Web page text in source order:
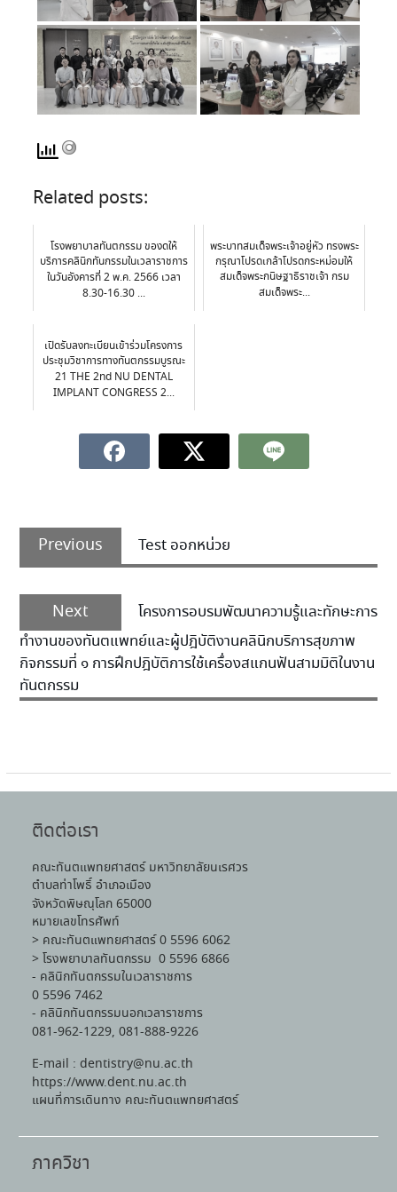
Related posts:
โรงพยาบาลทันตกรรม ของดให้
บริการคลินิกทันกรรมในเวลาราชการ
ในวันอังคารที่ 2 พ.ค. 2566 เวลา
8.30-16.30 ...
พระบาทสมเด็จพระเจ้าอยู่หัว ทรงพระ
กรุณาโปรดเกล้าโปรดกระหม่อมให้
สมเด็จพระกนิษฐาธิราชเจ้า กรม
สมเด็จพระ...
เปิดรับลงทะเบียนเข้าร่วมโครงการ
ประชุมวิชาการทางทันตกรรมบูรณะ
21 THE 2nd NU DENTAL
IMPLANT CONGRESS 2...
Previous Test ออกหน่วย
Next
โครงการอบรมพัฒนาความรู้และทักษะการ
ทำงานของทันตแพทย์และผู้ปฎิบัติงานคลินิกบริการสุขภาพ
กิจกรรมที่ ๑ การฝึกปฎิบัติการใช้เครื่องสแกนฟันสามมิติในงาน
ทันตกรรม
ติดต่อเรา
คณะทันตแพทยศาสตร์ มหาวิทยาลัยนเรศวร
ตำบลท่าโพธิ์ อำเภอเมือง
จังหวัดพิษณุโลก 65000
หมายเลขโทรศัพท์
> คณะทันตแพทยศาสตร์ 0 5596 6062
> โรงพยาบาลทันตกรรม 0 5596 6866
- คลินิกทันตกรรมในเวลาราชการ
0 5596 7462
- คลินิกทันตกรรมนอกเวลาราชการ
081-962-1229, 081-888-9226
E-mail : dentistry@nu.ac.th
https://www.dent.nu.ac.th
แผนที่การเดินทาง คณะทันตแพทยศาสตร์
ภาควิชา